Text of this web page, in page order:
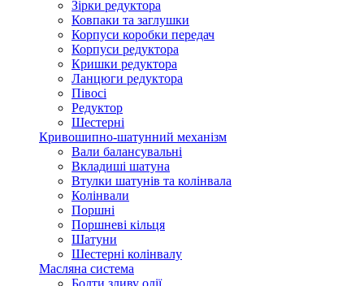
Зірки редуктора
Ковпаки та заглушки
Корпуси коробки передач
Корпуси редуктора
Кришки редуктора
Ланцюги редуктора
Півосі
Редуктор
Шестерні
Кривошипно-шатунний механізм
Вали балансувальні
Вкладиші шатуна
Втулки шатунів та колінвала
Колінвали
Поршні
Поршневі кільця
Шатуни
Шестерні колінвалу
Масляна система
Болти зливу олії